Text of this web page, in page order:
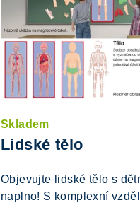
í
p
r
o
d
u
k
t
i
s
p
r
o
d
u
Skladem
Lidské tělo
Objevujte lidské tělo s
naplno! S komplexní